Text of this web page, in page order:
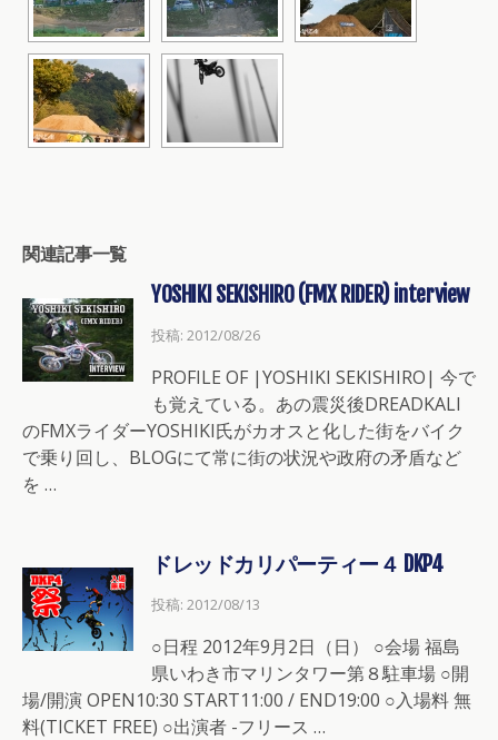
関連記事一覧
YOSHIKI SEKISHIRO (FMX RIDER) interview
投稿: 2012/08/26
PROFILE OF |YOSHIKI SEKISHIRO| 今で
も覚えている。あの震災後DREADKALI
のFMXライダーYOSHIKI氏がカオスと化した街をバイク
で乗り回し、BLOGにて常に街の状況や政府の矛盾など
を …
ドレッドカリパーティー４ DKP4
投稿: 2012/08/13
○日程 2012年9月2日（日） ○会場 福島
県いわき市マリンタワー第８駐車場 ○開
場/開演 OPEN10:30 START11:00 / END19:00 ○入場料 無
料(TICKET FREE) ○出演者 -フリース …